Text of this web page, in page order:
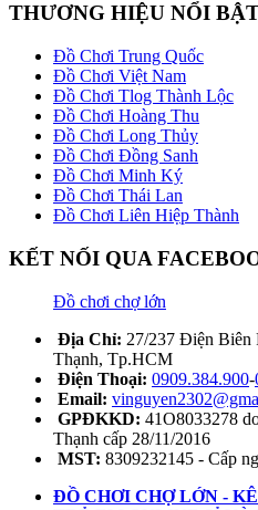
THƯƠNG HIỆU NỔI
Đồ Chơi Trung Quốc
Đồ Chơi Việt Nam
Đồ Chơi Tlog Thành Lộc
Đồ Chơi Hoàng Thu
Đồ Chơi Long Thủy
Đồ Chơi Đồng Sanh
Đồ Chơi Minh Ký
Đồ Chơi Thái Lan
Đồ Chơi Liên Hiệp Thành
KẾT NỐI QUA
Đồ chơi chợ lớn
Địa Chỉ: 27/237 Điện Biên
Thạnh, Tp.HCM
Điện Thoại: 0909.384.900-
Email:
GPĐKKD: 41O8033278
Thạnh cấp 28/11/2016
MST: 8309232145 - Cấp
ĐỒ CHƠI CHỢ LỚN -